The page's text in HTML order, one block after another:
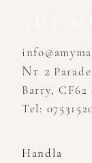
Nr 2
Barry, CF62
Tel:
Handla